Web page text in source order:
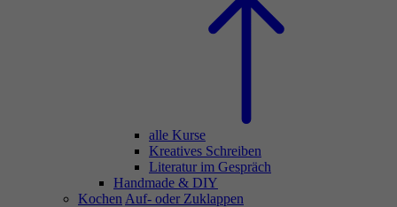
alle Kurse
Kreatives Schreiben
Literatur im Gespräch
Handmade & DIY
Kochen Auf- oder Zuklappen